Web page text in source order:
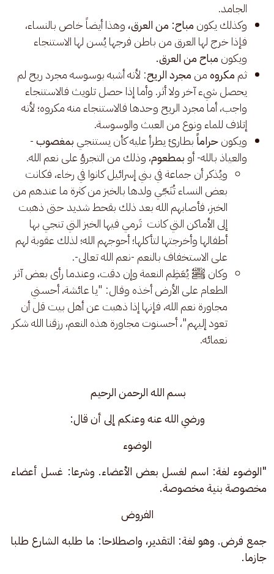
الجامد.
وكذلك يكون مباح: من العرق، وهذا أيضاً خاص بالنساء،
فإذا خرج لها العرق من باطن فرجها يُسن لها الاستنجاء
ويكون مباح من العرق.
ثم مكروهمن مجرد الريح: لأنه أشبه بوسوسه مجرد ريح لم
يحصل شيء آخر ولا أثر. وأما إذا حصل تلويث فالاستنجاء
واجب، أما مجرد الريح وحدها فالاستنجاء منه مكروه؛ لأنه
إتلاف للماء ونوع من العبث والوسوسة.
ويكونحراماًبطارئ يطرأ عليه كأن يستنجي بمغصوب-
والعياذ بالله- أو بمطعوم، وذلك من التجرؤ على نعم الله.
ويُذكر أن جماعة في بني إسرائيل كانوا في رخاء، فكانت
بعض النساء تُنَجّي ولدها بالخبز من كثرة ما عندهم من
الخبز، فأصابهم الله بعد ذلك بقحط شديد حتى ذهبت
إلى الأماكن التي كانت تَرمي فيها الخبز التي تنجي بها
أطفالها وأخرجتها لتأكلها؛ أحوجهم الله؛ لذلك عقوبة لهم
على الاستخفاف بالنعم -نعم الله تعالى-.
وكان ﷺ يُعَظِم النعمة وإن دقت، وعندما رأى بعض آثر
الطعام على الأرض أخذه وقال: "يا عائشة، أحسني
مجاورة نعم الله، فإنها إذا ذهبت عن أهل بيت قل أن
تعود إليهم"، أحسنوت مجاورة هذه النعم، رزقنا الله شكر
نعمائه.
بسم الله الرحمن الرحيم
ورضي الله عنه وعنكم إلى أن قال:
الوضوء
"الوضوء لغة: اسم لغسل بعض الأعضاء. وشرعا: غسل أعضاء
مخصوصة بنية مخصوصة.
الفروض
جمع فرض. وهو لغة: التقدير، واصطلاحا: ما طلبه الشارع طلبا
جازما.